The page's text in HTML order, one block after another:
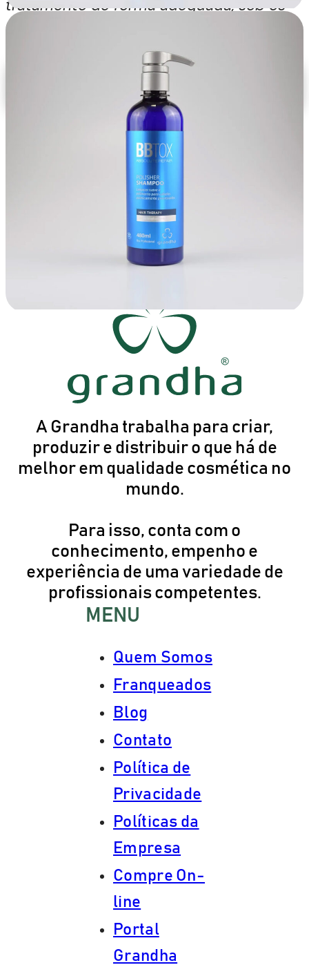
polifenóis de frutas
BBtox Absolute Repair
tem ação altamente
antioxidante, hidratando
e preenchendo as
imperfeições das
Tratamento capilar
profissional de ação
restauradora e
combate os danos
causados por
procedimentos de
escovas progressivas ,
reequilibrando o pH dos
cabelos e
recondicionando a
estrutura capilar à
liso intenso.
Potencializando pela
ação integrada do ácido
hialurônico com
variados componentes
polissacarídeos de
tamarindo, enorme fonte
de polifenóis e rico em
fósforo, cálcio e
vitaminas A, B e C.
INFORMAÇÕES
IMPORTANTES
Não testado em
animais.
Dermatologicamente
testado.
Reposição de massa
tratamento de forma adequada, sob os
cuidados de um profissional
CONFIRA A LINHA
A Grandha trabalha para criar,
produzir e distribuir o que há de
melhor em qualidade cosmética no
mundo.
Para isso, conta com o
conhecimento, empenho e
experiência de uma variedade de
profissionais competentes.
MENU
Quem Somos
Franqueados
Blog
Contato
Política de
Privacidade
Políticas da
Empresa
Compre On-
line
Portal
Grandha